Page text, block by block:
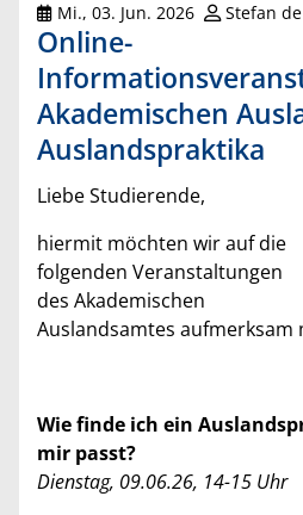
Mi., 03. Jun. 2026 Stefan
Online-
Akademischen
Auslandspraktika
Liebe Studierende,
hiermit möchten wir auf die
folgenden Veranstaltungen
des Akademischen
Auslandsamtes aufmerksam
Wie finde ich ein
mir passt?
Dienstag, 09.06.26, 14-15 Uhr